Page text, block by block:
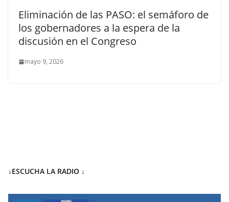
Eliminación de las PASO: el semáforo de
los gobernadores a la espera de la
discusión en el Congreso
mayo 9, 2026
↓ESCUCHA LA RADIO ↓